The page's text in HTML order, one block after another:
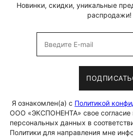
Новинки, скидки, уникальные
распродажи!
Я ознакомлен(а) с Политикой
ООО «ЭКСПОНЕНТА» свое согласие
персональных данных в
Политики для направления мне